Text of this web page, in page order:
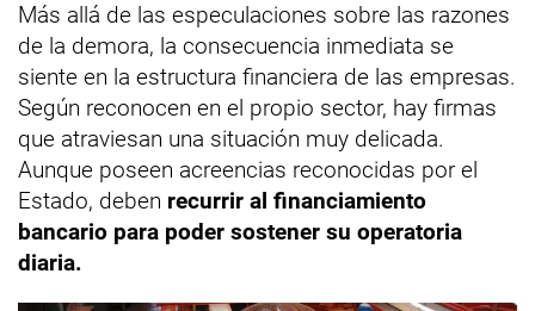
Más allá de las especulaciones sobre las razones
de la demora, la consecuencia inmediata se
siente en la estructura financiera de las empresas.
Según reconocen en el propio sector, hay firmas
que atraviesan una situación muy delicada.
Aunque poseen acreencias reconocidas por el
Estado, deben recurrir al financiamiento
bancario para poder sostener su operatoria
diaria.